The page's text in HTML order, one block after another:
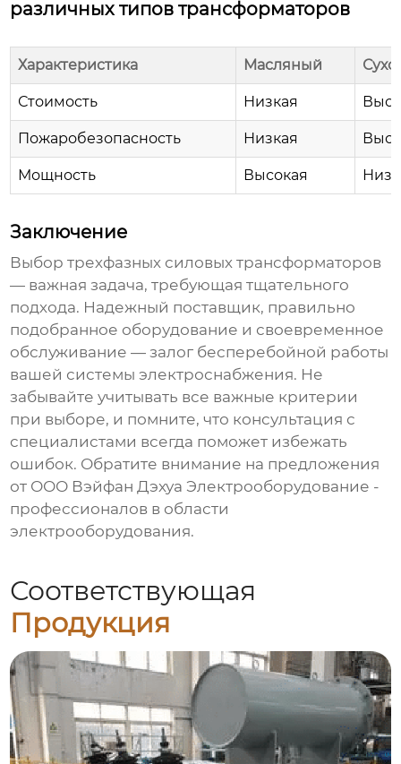
различных типов трансформаторов
Характеристика Масляный
Стоимость Низкая
Пожаробезопасность Низкая
Мощность Высокая
Заключение
Выбортрехфазных силовых трансформаторов
— важная задача, требующая тщательного
подхода. Надежный поставщик, правильно
подобранное оборудование и своевременное
обслуживание — залог бесперебойной работы
вашей системы электроснабжения. Не
забывайте учитывать все важные критерии
при выборе, и помните, что консультация с
специалистами всегда поможет избежать
ошибок. Обратите внимание на предложения
от ООО Вэйфан Дэхуа Электрооборудование -
профессионалов в области
электрооборудования.
Соответствующая
Продукция